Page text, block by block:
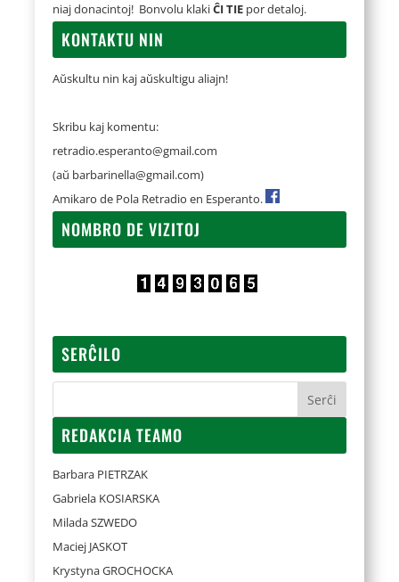
niaj donacintoj! Bonvolu klakiĈI TIE por detaloj.
KONTAKTU NIN
Aŭskultu nin kaj aŭskultigu aliajn!
Skribu kaj komentu:
retradio.esperanto@gmail.com
(aŭ barbarinella@gmail.com)
Amikaro de Pola Retradio en Esperanto.
NOMBRO DE VIZITOJ
SERĈILO
REDAKCIA TEAMO
Barbara PIETRZAK
Gabriela KOSIARSKA
Milada SZWEDO
Maciej JASKOT
Krystyna GROCHOCKA